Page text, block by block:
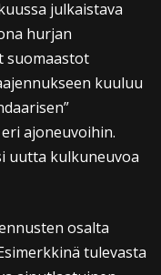
julkaistava
hurjan
suomaastot
kuuluu
ajoneuvoihin.
uutta kulkuneuvoa
osalta
tulevasta